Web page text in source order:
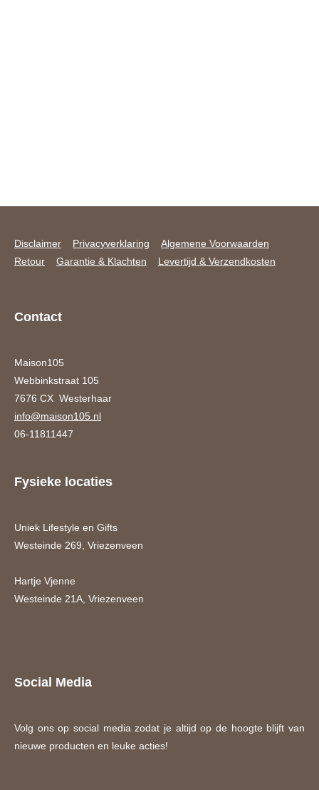
Disclaimer Privacyverklaring
Algemene Voorwaarden
Retour
Garantie & Klachten Levertijd & Verzendkosten
Contact
Maison105
Webbinkstraat 105
7676 CX Westerhaar
info@maison105.nl
06-11811447
Fysieke locaties
Uniek Lifestyle en Gifts
Westeinde 269, Vriezenveen
Hartje Vjenne
Westeinde 21A, Vriezenveen
Social Media
Volg ons op social media zodat je altijd op de hoogte blijft van
nieuwe producten en leuke acties!